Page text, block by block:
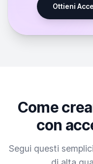
Ottieni
Come
con
Segui questi